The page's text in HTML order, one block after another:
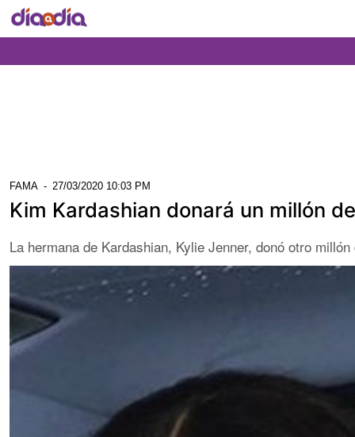
FAMA - 27/03/2020 10:03 PM
Kim Kardashian donará un millón
La hermana de Kardashian, Kylie Jenner, donó otro